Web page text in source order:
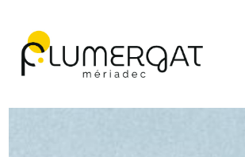
Navigation principale